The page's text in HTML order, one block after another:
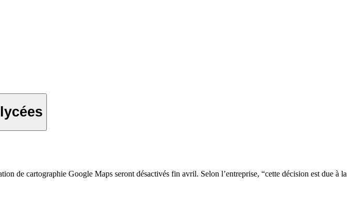
de cartographie Google Maps seront désactivés fin avril. Selon l’entreprise, “cette décision est due à la